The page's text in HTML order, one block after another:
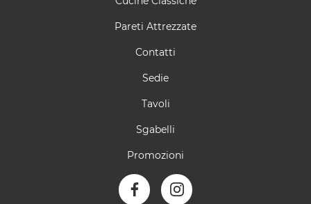
Pareti Attrezzate
Contatti
Sedie
Tavoli
Sgabelli
Promozioni